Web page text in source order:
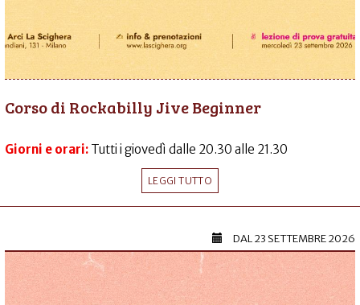
Corso di Rockabilly Jive Beginner
Giorni e orari: Tutti i giovedì dalle 20.30 alle 21.30
LEGGI TUTTO
DAL23 SETTEMBRE 2026